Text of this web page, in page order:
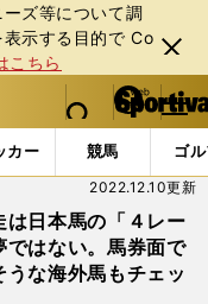
ズ等について調
⽰する⽬的で Co
こちら
閉じ
る
web Sportiva (webスポルティーバ)
検索
マイペ
ー
ジ
メニュ
カー 競馬 ゴ
情報
は日本馬の「４レー
ではない。馬券面で
うな海外馬もチェッ
2022.12.10更新